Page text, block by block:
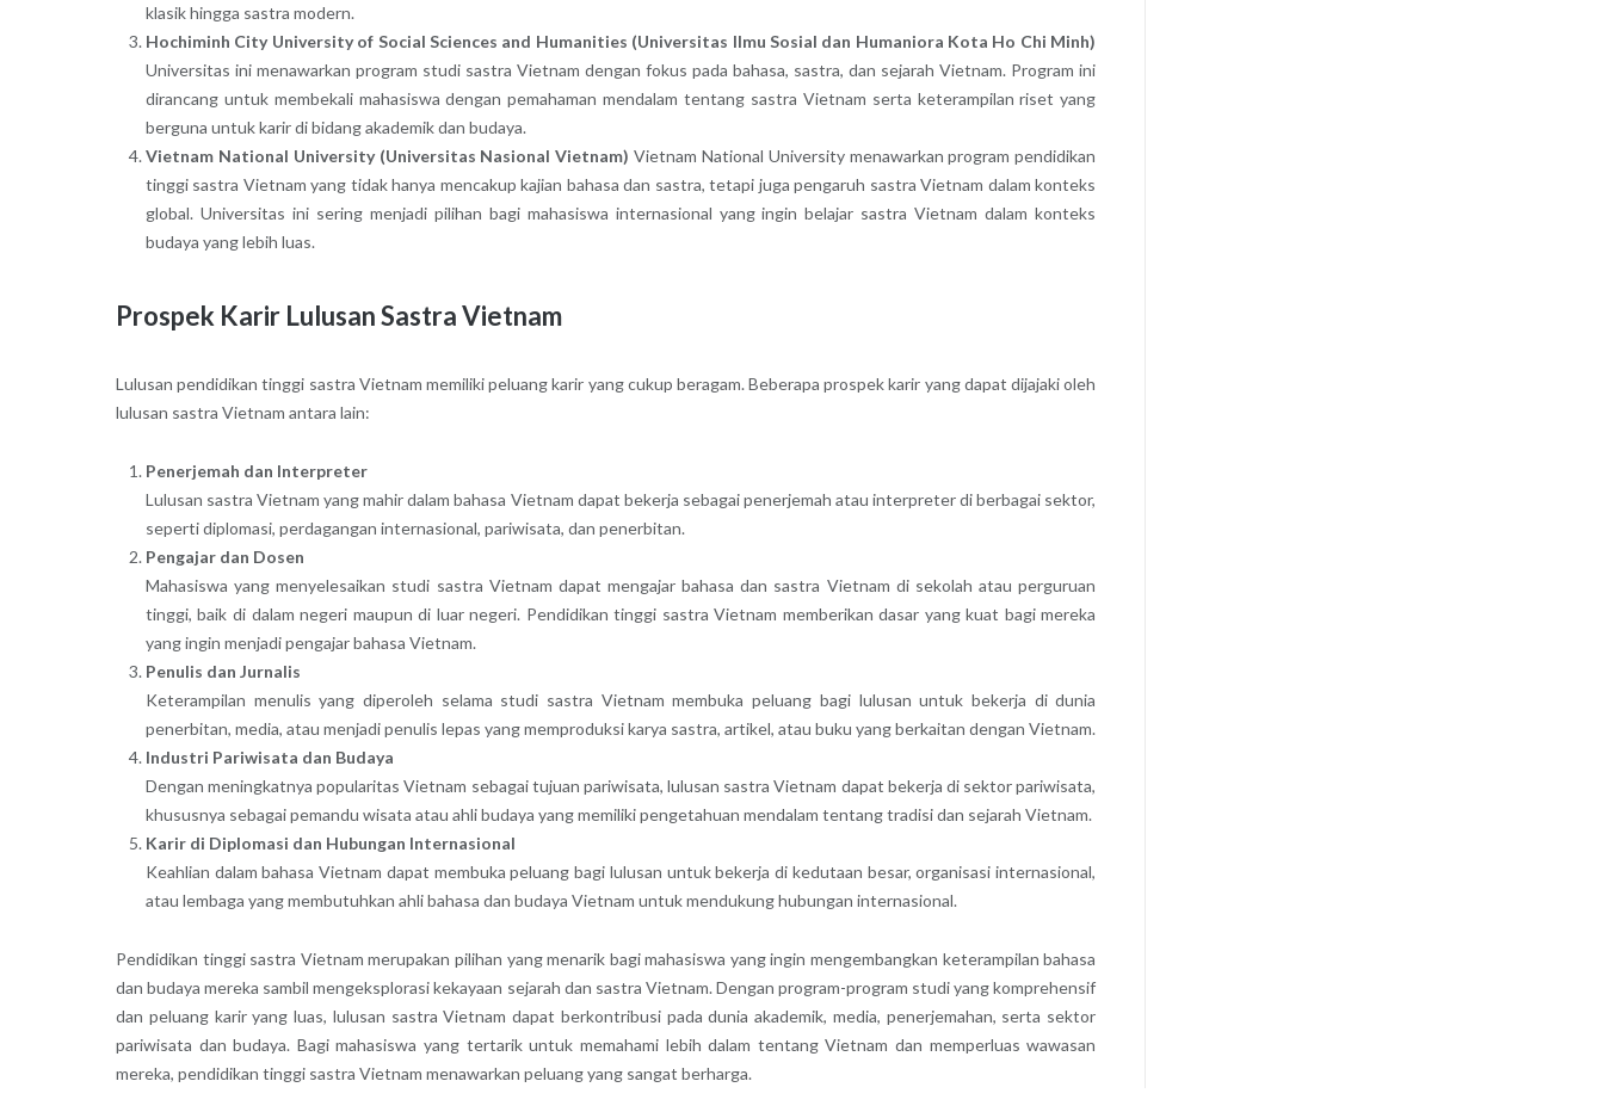
klasik hingga sastra modern.
Hochiminh City University of Social Sciences and Humanities (Universitas Ilmu Sosial dan Humaniora Kota Ho Chi Minh)
Universitas ini menawarkan program studi sastra Vietnam dengan fokus pada bahasa, sastra, dan sejarah Vietnam. Program ini
dirancang untuk membekali mahasiswa dengan pemahaman mendalam tentang sastra Vietnam serta keterampilan riset yang
berguna untuk karir di bidang akademik dan budaya.
Vietnam National University (Universitas Nasional Vietnam) Vietnam National University menawarkan program pendidikan
tinggi sastra Vietnam yang tidak hanya mencakup kajian bahasa dan sastra, tetapi juga pengaruh sastra Vietnam dalam konteks
global. Universitas ini sering menjadi pilihan bagi mahasiswa internasional yang ingin belajar sastra Vietnam dalam konteks
budaya yang lebih luas.
Prospek Karir Lulusan Sastra Vietnam
Lulusan pendidikan tinggi sastra Vietnam memiliki peluang karir yang cukup beragam. Beberapa prospek karir yang dapat dijajaki oleh
lulusan sastra Vietnam antara lain:
Penerjemah dan Interpreter
Lulusan sastra Vietnam yang mahir dalam bahasa Vietnam dapat bekerja sebagai penerjemah atau interpreter di berbagai sektor,
seperti diplomasi, perdagangan internasional, pariwisata, dan penerbitan.
Pengajar dan Dosen
Mahasiswa yang menyelesaikan studi sastra Vietnam dapat mengajar bahasa dan sastra Vietnam di sekolah atau perguruan
tinggi, baik di dalam negeri maupun di luar negeri. Pendidikan tinggi sastra Vietnam memberikan dasar yang kuat bagi mereka
yang ingin menjadi pengajar bahasa Vietnam.
Penulis dan Jurnalis
Keterampilan menulis yang diperoleh selama studi sastra Vietnam membuka peluang bagi lulusan untuk bekerja di dunia
penerbitan, media, atau menjadi penulis lepas yang memproduksi karya sastra, artikel, atau buku yang berkaitan dengan Vietnam.
Industri Pariwisata dan Budaya
Dengan meningkatnya popularitas Vietnam sebagai tujuan pariwisata, lulusan sastra Vietnam dapat bekerja di sektor pariwisata,
khususnya sebagai pemandu wisata atau ahli budaya yang memiliki pengetahuan mendalam tentang tradisi dan sejarah Vietnam.
Karir di Diplomasi dan Hubungan Internasional
Keahlian dalam bahasa Vietnam dapat membuka peluang bagi lulusan untuk bekerja di kedutaan besar, organisasi internasional,
atau lembaga yang membutuhkan ahli bahasa dan budaya Vietnam untuk mendukung hubungan internasional.
Pendidikan tinggi sastra Vietnam merupakan pilihan yang menarik bagi mahasiswa yang ingin mengembangkan keterampilan bahasa
dan budaya mereka sambil mengeksplorasi kekayaan sejarah dan sastra Vietnam. Dengan program-program studi yang komprehensif
dan peluang karir yang luas, lulusan sastra Vietnam dapat berkontribusi pada dunia akademik, media, penerjemahan, serta sektor
pariwisata dan budaya. Bagi mahasiswa yang tertarik untuk memahami lebih dalam tentang Vietnam dan memperluas wawasan
mereka, pendidikan tinggi sastra Vietnam menawarkan peluang yang sangat berharga.